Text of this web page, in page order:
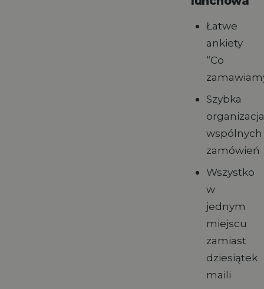
Łatwe
ankiety
“Co
Szybka
organizacja
wspólnych
zamówień
Wszystko
w
jednym
miejscu
zamiast
dziesiątek
maili